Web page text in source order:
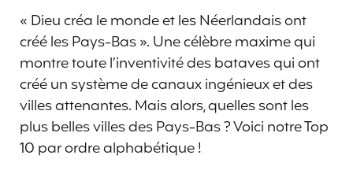
« Dieu créa le monde et les Néerlandais ont
créé les Pays-Bas ». Une célèbre maxime qui
montre toute l’inventivité des bataves qui ont
créé un système de canaux ingénieux et des
villes attenantes. Mais alors, quelles sont les
plus belles villes des Pays-Bas ? Voici notre Top
10 par ordre alphabétique !